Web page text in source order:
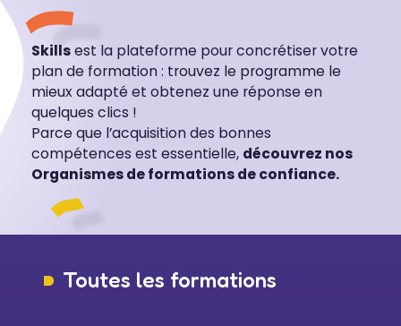
Skillsest la plateforme pour concrétiser votre
plan de formation : trouvez le programme le
mieux adapté et obtenez une réponse en
quelques clics !
Parce que l’acquisition des bonnes
compétences est essentielle, découvrez nos
Organismes de formations de confiance.
Toutes les formations